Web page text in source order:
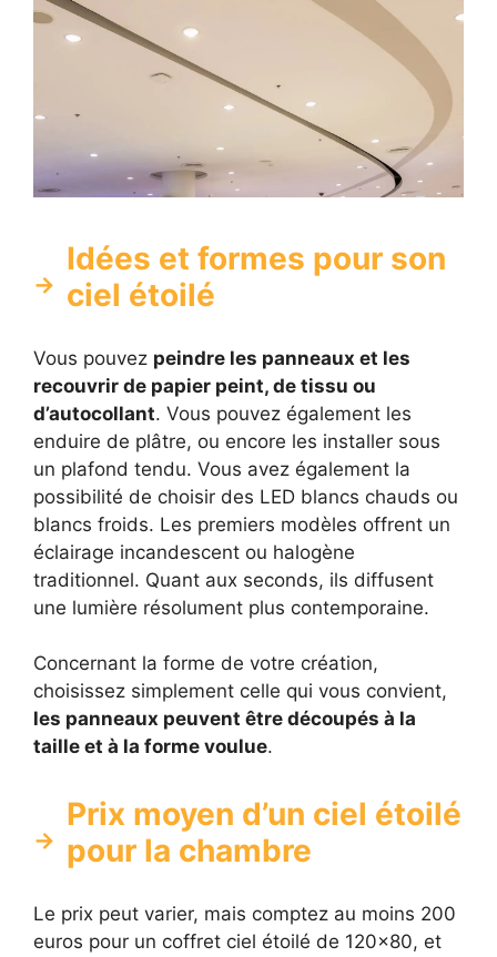
Idées et formes pour son
ciel étoilé
Vous pouvez peindre les panneaux et les
recouvrir de papier peint, de tissu ou
d’autocollant. Vous pouvez également les
enduire de plâtre, ou encore les installer sous
un plafond tendu. Vous avez également la
possibilité de choisir des LED blancs chauds ou
blancs froids. Les premiers modèles offrent un
éclairage incandescent ou halogène
traditionnel. Quant aux seconds, ils diffusent
une lumière résolument plus contemporaine.
Concernant la forme de votre création,
choisissez simplement celle qui vous convient,
les panneaux peuvent être découpés à la
taille et à la forme voulue.
Prix moyen d’un ciel étoilé
pour la chambre
Le prix peut varier, mais comptez au moins 200
euros pour un coffret ciel étoilé de 120×80, et